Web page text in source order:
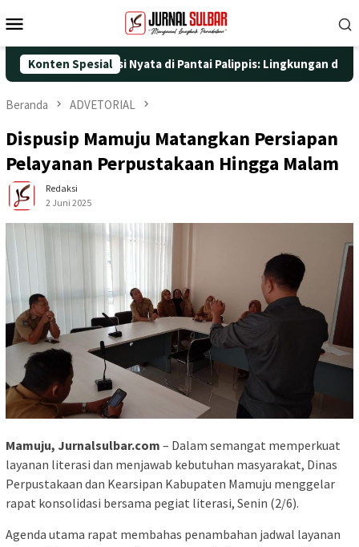
ke
Mobile
Konten Spesial
dengan Aksi Nyata di Pantai Palippis: Lingkungan dan
Beranda ADVETORIAL
Dispusip Mamuju Matangkan Persiapan
Pelayanan Perpustakaan Hingga Malam
Redaksi
2 Juni 2025
Mamuju, Jurnalsulbar.com – Dalam semangat memperkuat
layanan literasi dan menjawab kebutuhan masyarakat, Dinas
Perpustakaan dan Kearsipan Kabupaten Mamuju menggelar
rapat konsolidasi bersama pegiat literasi, Senin (2/6).
Agenda utama rapat membahas penambahan jadwal layanan